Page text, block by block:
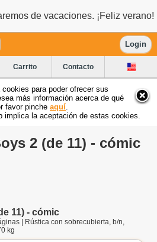
de vacaciones. ¡Feliz verano!
Login
Carrito Contacto
cookies para poder ofrecer sus
más información acerca de qué
favor pinche aquí
implica la aceptación de estas cookies.
2 (de 11) - cómic
11) - cómic
| Rústica con sobrecubierta, b/n,
kg